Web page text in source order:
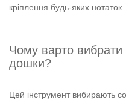
кріплення будь-яких нотаток.
Чому варто вибрати
дошки?
Цей інструмент вибирають